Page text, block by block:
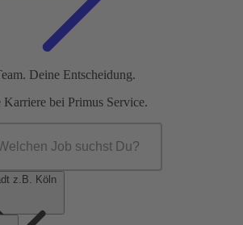
Deine Entscheidung.
Karriere bei Primus Service.
z.B. Köln